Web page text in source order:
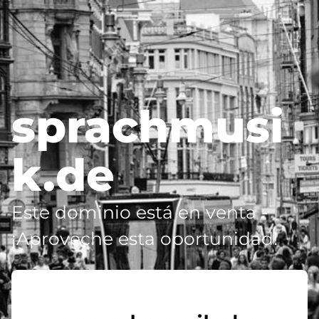
sprachmusi
k.de
Este dominio está en venta -
¡Aproveche esta oportunidad!